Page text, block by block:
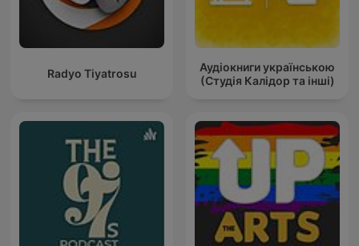
Radyo Tiyatrosu
Аудіокниги українською
(Студія Калідор та інші)